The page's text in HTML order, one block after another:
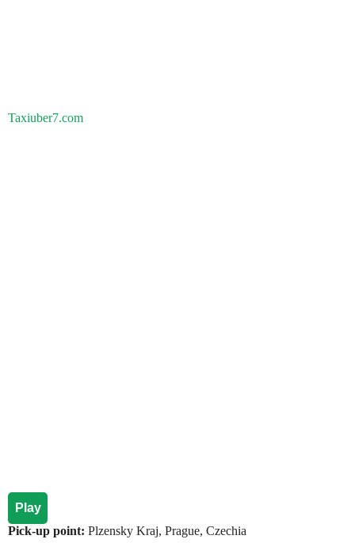
Taxiuber7.com
Play
Pick-up point: Plzensky Kraj, Prague, Czechia